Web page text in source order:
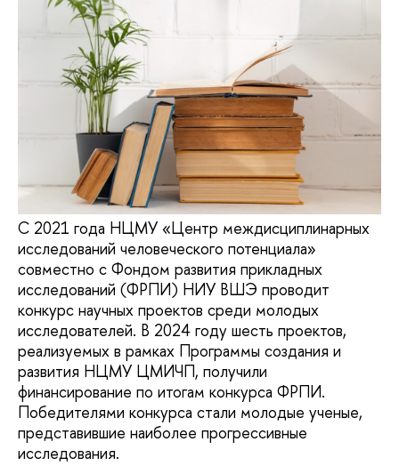
C 2021 года НЦМУ «Центр междисциплинарных
исследований человеческого потенциала»
совместно с Фондом развития прикладных
исследований (ФРПИ) НИУ ВШЭ проводит
конкурс научных проектов среди молодых
исследователей. В 2024 году шесть проектов,
реализуемых в рамках Программы создания и
развития НЦМУ ЦМИЧП, получили
финансирование по итогам конкурса ФРПИ.
Победителями конкурса стали молодые ученые,
представившие наиболее прогрессивные
исследования.